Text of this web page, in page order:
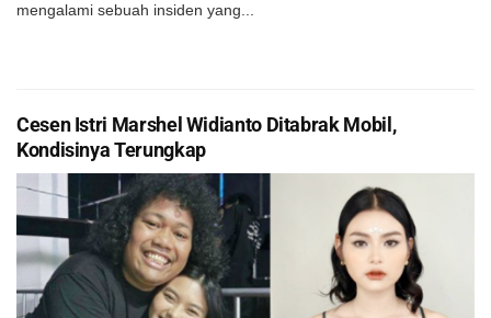
mengalami sebuah insiden yang...
Cesen Istri Marshel Widianto Ditabrak Mobil,
Kondisinya Terungkap